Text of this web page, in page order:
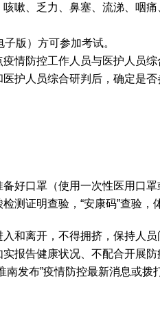
嗽、乏力、鼻塞、流涕、咽痛
版）方可参加考试。
情防控工作人员与医护人员
护人员综合研判后，确定是否
好口罩（使用一次性医用口罩
测证明查验，“安康码”查验
和离开，不得拥挤，保持人员
报告健康状况、不配合开展
发布”疫情防控最新消息或